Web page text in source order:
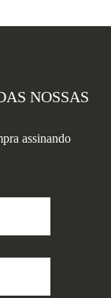
NOSSAS
assinando